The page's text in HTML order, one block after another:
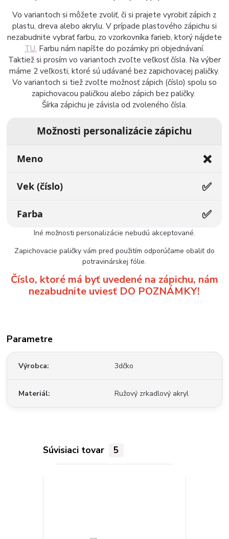
Vo variantoch si môžete zvoliť, či si prajete vyrobiť zápich z
plastu, dreva alebo akrylu. V prípade plastového zápichu si
nezabudnite vybrať farbu, zo vzorkovníka farieb, ktorý nájdete
TU. Farbu nám napíšte do pozámky pri objednávaní.
Taktiež si prosím vo variantoch zvoľte veľkosť čísla. Na výber
máme 2 veľkosti, ktoré sú udávané bez zapichovacej paličky.
Vo variantoch si tiež zvoľte možnosť zápich (číslo) spolu so
zapichovacou paličkou alebo zápich bez paličky.
Šírka zápichu je závisla od zvoleného čísla.
Možnosti personalizácie zápichu
Meno ❌
Vek (číslo) ✅
Farba ✅
Iné možnosti personalizácie nebudú akceptované.
Zapichovacie paličky vám pred použitím odporúčame obaliť do
potravinárskej fólie.
Číslo, ktoré má byť uvedené na zápichu, nám
nezabudnite uviesť DO POZNÁMKY!
Parametre
Výrobca 3dčko
Materiál Ružový zrkadlový akryl
Súvisiaci tovar 5